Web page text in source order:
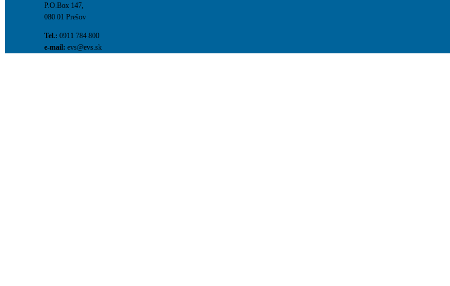
P.O.Box 147,
080 01 Prešov
Tel.: 0911 784 800
e-mail: evs@evs.sk